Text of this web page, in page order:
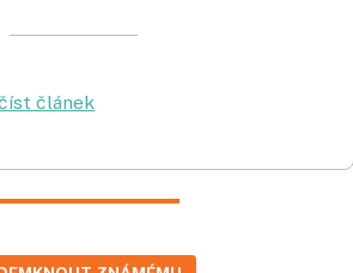
článek